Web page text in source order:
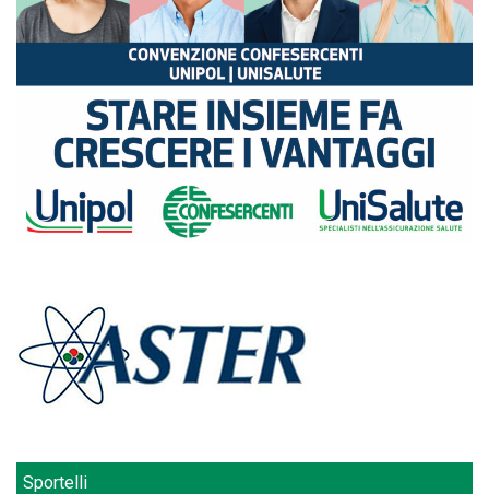
Sportelli